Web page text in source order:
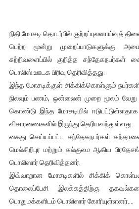
இளையராஜா – கமல் அவசர சந்திப்பு
ஜனாதிபதி ஐக்கிய நாடுகளின்
32 CM விநோத கன்றுக்குட்டி! (வீடியோ)
வலிமை தான் அஜித்
நிதி மோசடி தொடர்பில் குற்றப்புலனாய்வுத்
பெற்ற மூன்று முறைப்பாடுகளுக்கு
சுற்றிவளைப்பில் குறித்த சந்தேகநபர்கள்
பொலிஸ் ஊடக பிரிவு தெரிவித்தது.
இந்த மோசடிக்குள் சிக்கிக்கொள்ளும்
நிலவும் பணம், ஒன்லைன் முறை மூலம் வேறு
கொண்டு இந்த மோசடியில் ஈடுபட்டுள்ளதாக
விசாரணைகளில் இருந்து தெரியவந்துள்ளது.
கைது செய்யப்பட்ட சந்தேகநபர்கள்
மெல்சிறிபுர மற்றும் கல்குலம ஆகிய
பொலிஸார் தெரிவித்தனர்.
இவ்வாறான மோசடிகளில் சிக்கிக்
தொலைப்பேசி இலக்கத்திற்கு
பொதுமக்களிடம் பொலிஸார் கோரியுள்ளனர்….